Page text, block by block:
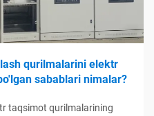
qurilmalarini elektr
sabablari nimalar?
taqsimot qurilmalarining